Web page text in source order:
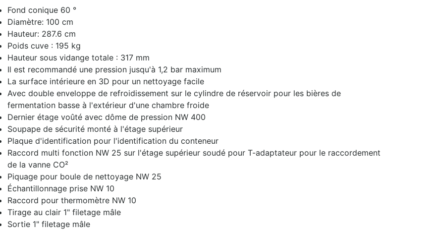
Fond conique 60 °
Diamètre: 100 cm
Hauteur: 287.6 cm
Poids cuve : 195 kg
Hauteur sous vidange totale : 317 mm
Il est recommandé une pression jusqu'à 1,2 bar maximum
La surface intérieure en 3D pour un nettoyage facile
Avec double enveloppe de refroidissement sur le cylindre de réservoir pour les bières de
fermentation basse à l'extérieur d'une chambre froide
Dernier étage voûté avec dôme de pression NW 400
Soupape de sécurité monté à l'étage supérieur
Plaque d'identification pour l'identification du conteneur
Raccord multi fonction NW 25 sur l'étage supérieur soudé pour T-adaptateur pour le raccordement
de la vanne CO²
Piquage pour boule de nettoyage NW 25
Échantillonnage prise NW 10
Raccord pour thermomètre NW 10
Tirage au clair 1" filetage mâle
Sortie 1" filetage mâle